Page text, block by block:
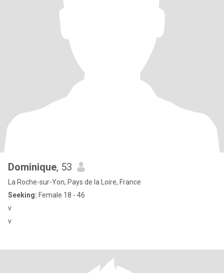
Dominique, 53
La Roche-sur-Yon, Pays de la Loire, France
Seeking: Female 18 - 46
v
v